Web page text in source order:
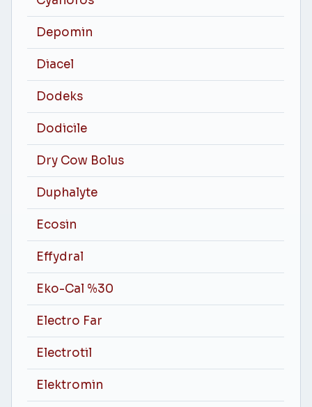
Depomin
Diacel
Dodeks
Dodicile
Dry Cow Bolus
Duphalyte
Ecosin
Effydral
Eko-Cal %30
Electro Far
Electrotil
Elektromin